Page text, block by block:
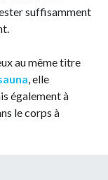
suffisamment
au même titre
, elle
également à
le corps à